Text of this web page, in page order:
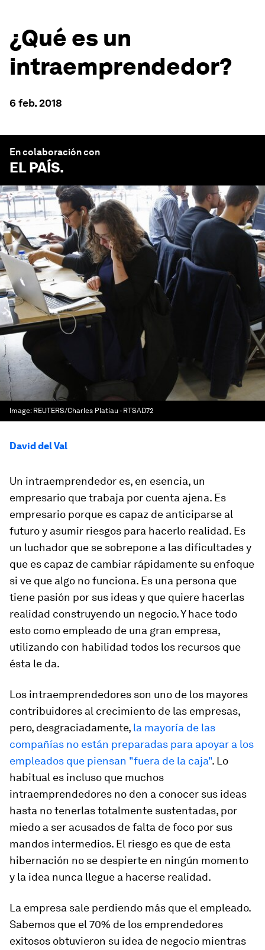
¿Qué es un
intraemprendedor?
6 feb. 2018
En colaboración con
EL PAÍS.
Image: REUTERS/Charles Platiau - RTSAD72
David del Val
Un intraemprendedor es, en esencia, un
empresario que trabaja por cuenta ajena. Es
empresario porque es capaz de anticiparse al
futuro y asumir riesgos para hacerlo realidad. Es
un luchador que se sobrepone a las dificultades y
que es capaz de cambiar rápidamente su enfoque
si ve que algo no funciona. Es una persona que
tiene pasión por sus ideas y que quiere hacerlas
realidad construyendo un negocio. Y hace todo
esto como empleado de una gran empresa,
utilizando con habilidad todos los recursos que
ésta le da.
Los intraemprendedores son uno de los mayores
contribuidores al crecimiento de las empresas,
pero, desgraciadamente, la mayoría de las
compañías no están preparadas para apoyar a los
empleados que piensan "fuera de la caja". Lo
habitual es incluso que muchos
intraemprendedores no den a conocer sus ideas
hasta no tenerlas totalmente sustentadas, por
miedo a ser acusados de falta de foco por sus
mandos intermedios. El riesgo es que de esta
hibernación no se despierte en ningún momento
y la idea nunca llegue a hacerse realidad.
La empresa sale perdiendo más que el empleado.
Sabemos que el 70% de los emprendedores
exitosos obtuvieron su idea de negocio mientras